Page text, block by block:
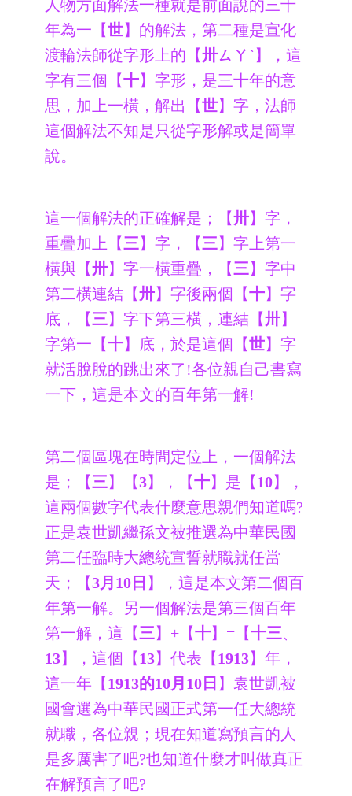
人物方面解法一種就是前面說的三十
年為一【世】的解法，第二種是宣化
渡輪法師從字形上的【卅ㄙㄚˋ】，這
字有三個【十】字形，是三十年的意
思，加上一橫，解出【世】字，法師
這個解法不知是只從字形解或是簡單
說。
這一個解法的正確解是；【卅】字，
重疊加上【三】字，【三】字上第一
橫與【卅】字一橫重疊，【三】字中
第二橫連結【卅】字後兩個【十】字
底，【三】字下第三橫，連結【卅】
字第一【十】底，於是這個【世】字
就活脫脫的跳出來了!各位親自己書寫
一下，這是本文的百年第一解!
第二個區塊在時間定位上，一個解法
是；【三】【3】，【十】是【10】，
這兩個數字代表什麼意思親們知道嗎?
正是袁世凱繼孫文被推選為中華民國
第二任臨時大總統宣誓就職就任當
天；【3月10日 】，這是本文第二個百
年第一解。另一個解法是第三個百年
第一解，這【三】+【十】=【十三、
13】，這個【13】代表【1913】年，
這一年【1913的10月10日 】袁世凱被
國會選為中華民國正式第一任大總統
就職，各位親；現在知道寫預言的人
是多厲害了吧?也知道什麼才叫做真正
在解預言了吧?